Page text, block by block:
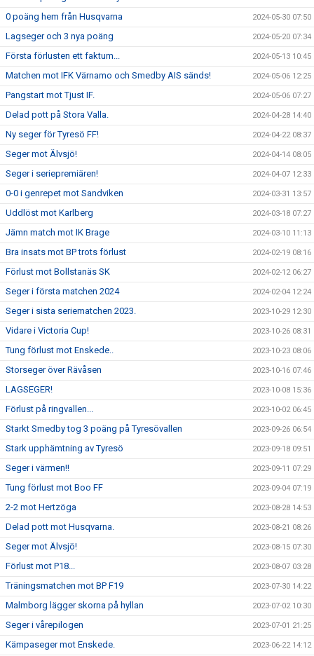
0 poäng hem från Husqvarna 2024-05-30 07:50
Lagseger och 3 nya poäng 2024-05-20 07:34
Första förlusten ett faktum... 2024-05-13 10:45
Matchen mot IFK Värnamo och Smedby AIS sänds! 2024-05-06 12:25
Pangstart mot Tjust IF. 2024-05-06 07:27
Delad pott på Stora Valla. 2024-04-28 14:40
Ny seger för Tyresö FF! 2024-04-22 08:37
Seger mot Älvsjö! 2024-04-14 08:05
Seger i seriepremiären! 2024-04-07 12:33
0-0 i genrepet mot Sandviken 2024-03-31 13:57
Uddlöst mot Karlberg 2024-03-18 07:27
Jämn match mot IK Brage 2024-03-10 11:13
Bra insats mot BP trots förlust 2024-02-19 08:16
Förlust mot Bollstanäs SK 2024-02-12 06:27
Seger i första matchen 2024 2024-02-04 12:24
Seger i sista seriematchen 2023. 2023-10-29 12:30
Vidare i Victoria Cup! 2023-10-26 08:31
Tung förlust mot Enskede.. 2023-10-23 08:06
Storseger över Rävåsen 2023-10-16 07:46
LAGSEGER! 2023-10-08 15:36
Förlust på ringvallen... 2023-10-02 06:45
Starkt Smedby tog 3 poäng på Tyresövallen 2023-09-26 06:54
Stark upphämtning av Tyresö 2023-09-18 09:51
Seger i värmen!! 2023-09-11 07:29
Tung förlust mot Boo FF 2023-09-04 07:19
2-2 mot Hertzöga 2023-08-28 14:53
Delad pott mot Husqvarna. 2023-08-21 08:26
Seger mot Älvsjö! 2023-08-15 07:30
Förlust mot P18... 2023-08-07 03:28
Träningsmatchen mot BP F19 2023-07-30 14:22
Malmborg lägger skorna på hyllan 2023-07-02 10:30
Seger i vårepilogen 2023-07-01 21:25
Kämpaseger mot Enskede. 2023-06-22 14:12